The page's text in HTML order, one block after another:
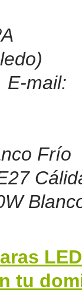
mail:
Frío
LED
tu